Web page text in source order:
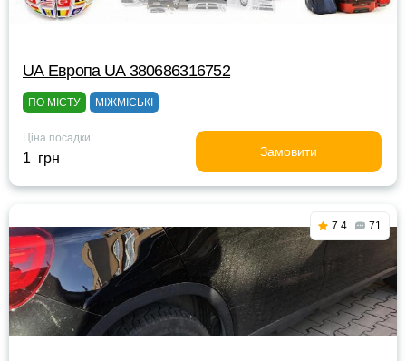
UА Европа UА 380686316752
ПО МІСТУ МІЖМІСЬКІ
Ціна посадки
1 грн Замовити
7.4 71